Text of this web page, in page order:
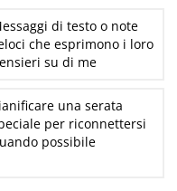
di testo o note
che esprimono i loro
su di me
una serata
per riconnettersi
possibile